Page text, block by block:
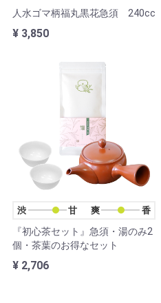
人水ゴマ柄福丸黒花急須 240cc
¥ 3,850
渋甘 爽香
『初心茶セット』急須・湯のみ2
個・茶葉のお得なセット
¥ 2,706